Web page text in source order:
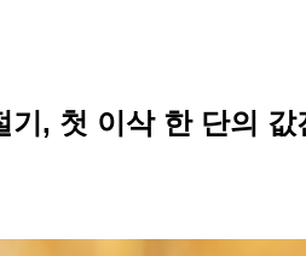
, 첫 이삭 한 단의 값